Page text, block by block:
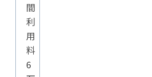
間
利
用
料
6